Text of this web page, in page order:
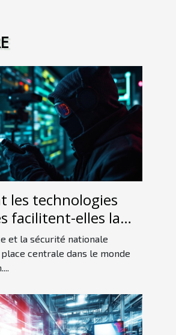
les technologies
facilitent-elles la
d'espions ?
et la sécurité nationale
centrale dans le monde